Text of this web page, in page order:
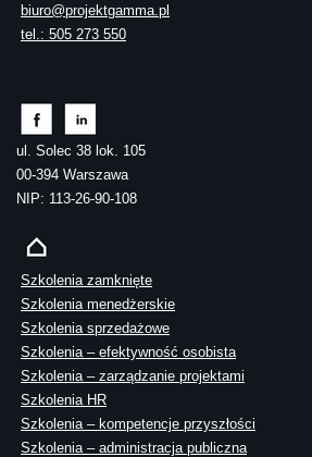
biuro@projektgamma.pl
tel.: 505 273 550
ul. Solec 38 lok. 105
00-394 Warszawa
NIP: 113-26-90-108
Szkolenia zamknięte
Szkolenia menedżerskie
Szkolenia sprzedażowe
Szkolenia – efektywność osobista
Szkolenia – zarządzanie projektami
Szkolenia HR
Szkolenia – kompetencje przyszłości
Szkolenia – administracja publiczna